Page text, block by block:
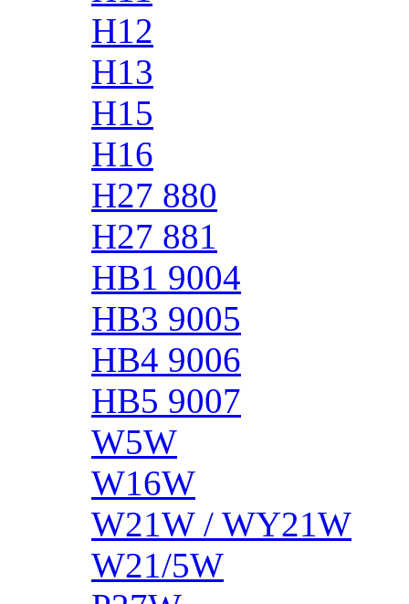
H12
H13
H15
H16
H27 880
H27 881
HB1 9004
HB3 9005
HB4 9006
HB5 9007
W5W
W16W
W21W / WY21W
W21/5W